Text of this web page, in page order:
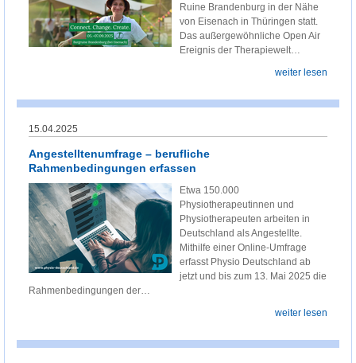
Ruine Brandenburg in der Nähe
von Eisenach in Thüringen statt.
Das außergewöhnliche Open Air
Ereignis der Therapiewelt…
weiter lesen
15.04.2025
Angestelltenumfrage – berufliche
Rahmenbedingungen erfassen
Etwa 150.000
Physiotherapeutinnen und
Physiotherapeuten arbeiten in
Deutschland als Angestellte.
Mithilfe einer Online-Umfrage
erfasst Physio Deutschland ab
jetzt und bis zum 13. Mai 2025 die
Rahmenbedingungen der…
weiter lesen